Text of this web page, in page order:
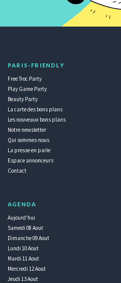
PARIS-FRIENDLY
Free Troc Party
Play Game Party
Beauty Party
La carte des bons plans
Les nouveaux bons plans
Notre newsletter
Qui sommes-nous
La presse en parle
Espace annonceurs
Contact
AGENDA
Aujourd'hui
Samedi 08 Aout
Dimanche 09 Aout
Lundi 10 Aout
Mardi 11 Aout
Mercredi 12 Aout
Jeudi 13 Aout